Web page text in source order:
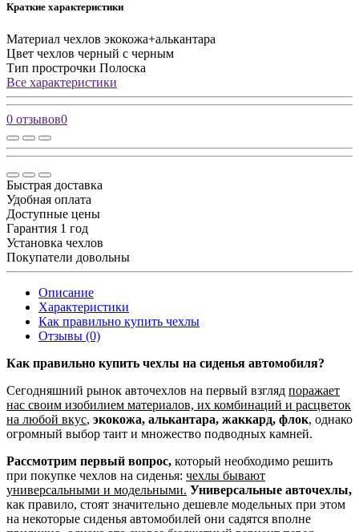
Краткие характеристики
Материал чехлов экокожа+алькантара
Цвет чехлов черный с черным
Тип прострочки Полоска
Все характеристики
0 отзывов0
Быстрая доставка
Удобная оплата
Доступные цены
Гарантия 1 год
Установка чехлов
Покупатели довольны
Описание
Характеристики
Как правильно купить чехлы
Отзывы (0)
Как правильно купить чехлы на сиденья автомобиля?
Сегодняшний рынок авточехлов на первый взгляд поражает
нас своим изобилием материалов, их комбинаций и расцветок
на любой вкус, экокожа, алькантара, жаккард, флок, однако
огромный выбор таит и множество подводных камней.
Рассмотрим первый вопрос, который необходимо решить
при покупке чехлов на сиденья: чехлы бывают
универсальными и модельными. Универсальные авточехлы,
как правило, стоят значительно дешевле модельных при этом
на некоторые сиденья автомобилей они садятся вполне